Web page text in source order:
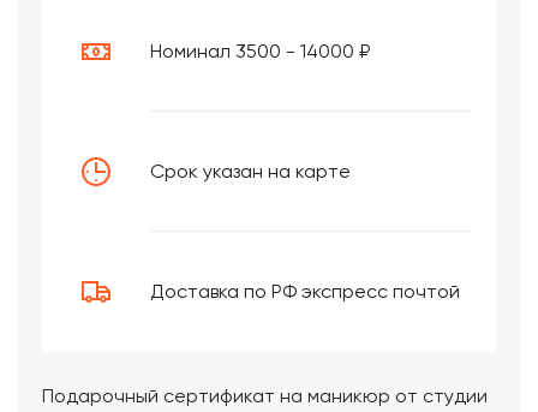
Номинал 3500 - 14000 ₽
Срок указан на карте
Доставка по РФ экспресс почтой
Подарочный сертификат на маникюр от студии